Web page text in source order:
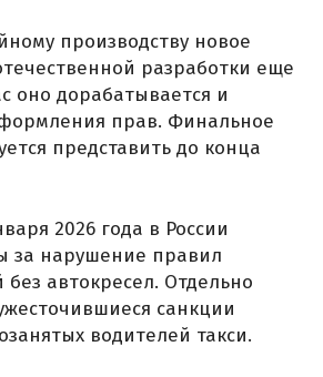
производству новое
разработки еще
оно дорабатывается и
прав. Финальное
представить до конца
2026 года в России
за нарушение правил
без автокресел. Отдельно
санкции
водителей такси.